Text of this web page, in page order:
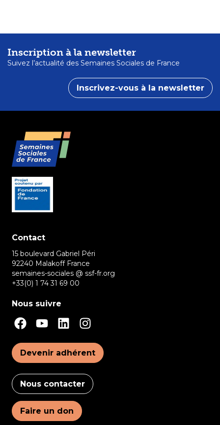
Inscription à la newsletter
Suivez l’actualité des Semaines Sociales de France
Inscrivez-vous à la newsletter
Contact
15 boulevard Gabriel Péri
92240 Malakoff France
semaines-sociales @ ssf-fr.org
+33(0) 1 74 31 69 00
Nous suivre
Devenir adhérent
Nous contacter
Faire un don